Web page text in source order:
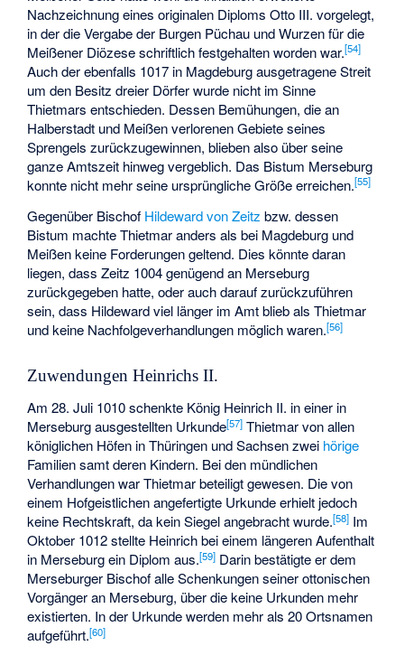
Nachzeichnung eines originalen Diploms Otto III. vorgelegt,
in der die Vergabe der Burgen Püchau und Wurzen für die
Meißener Diözese schriftlich festgehalten worden war.[54]
Auch der ebenfalls 1017 in Magdeburg ausgetragene Streit
um den Besitz dreier Dörfer wurde nicht im Sinne
Thietmars entschieden. Dessen Bemühungen, die an
Halberstadt und Meißen verlorenen Gebiete seines
Sprengels zurückzugewinnen, blieben also über seine
ganze Amtszeit hinweg vergeblich. Das Bistum Merseburg
konnte nicht mehr seine ursprüngliche Größe erreichen.[55]
Gegenüber Bischof Hildeward von Zeitz bzw. dessen
Bistum machte Thietmar anders als bei Magdeburg und
Meißen keine Forderungen geltend. Dies könnte daran
liegen, dass Zeitz 1004 genügend an Merseburg
zurückgegeben hatte, oder auch darauf zurückzuführen
sein, dass Hildeward viel länger im Amt blieb als Thietmar
und keine Nachfolgeverhandlungen möglich waren.[56]
Zuwendungen Heinrichs II.
Am 28. Juli 1010 schenkte König Heinrich II. in einer in
Merseburg ausgestellten Urkunde[57] Thietmar von allen
königlichen Höfen in Thüringen und Sachsen zwei hörige
Familien samt deren Kindern. Bei den mündlichen
Verhandlungen war Thietmar beteiligt gewesen. Die von
einem Hofgeistlichen angefertigte Urkunde erhielt jedoch
keine Rechtskraft, da kein Siegel angebracht wurde.[58] Im
Oktober 1012 stellte Heinrich bei einem längeren Aufenthalt
in Merseburg ein Diplom aus.[59] Darin bestätigte er dem
Merseburger Bischof alle Schenkungen seiner ottonischen
Vorgänger an Merseburg, über die keine Urkunden mehr
existierten. In der Urkunde werden mehr als 20 Ortsnamen
aufgeführt.[60]